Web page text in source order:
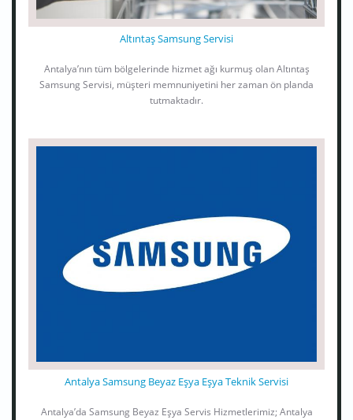
Altıntaş Samsung Servisi
Antalya’nın tüm bölgelerinde hizmet ağı kurmuş olan Altıntaş
Samsung Servisi, müşteri memnuniyetini her zaman ön planda
tutmaktadır.
Antalya Samsung Beyaz Eşya Eşya Teknik Servisi
Antalya’da Samsung Beyaz Eşya Servis Hizmetlerimiz; Antalya